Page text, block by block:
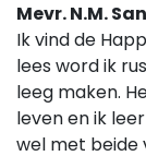
Mevr. N.M.
Ik vind de
lees word ik
leeg maken.
leven en ik
wel met beide